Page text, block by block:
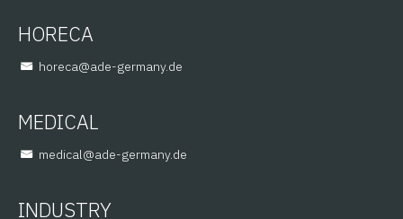
HORECA
ed.ynamreg-eda
@aceroh
MEDICAL
ed.ynamreg-eda
@lacidem
INDUSTRY